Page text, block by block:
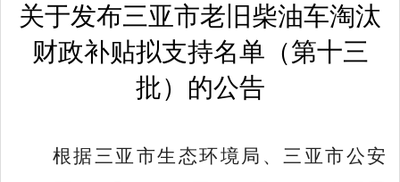
关于发布三亚市老旧柴油车淘汰
财政补贴拟支持名单 （第十三
批） 的公告
根据三亚市生态环境局、三亚市公安